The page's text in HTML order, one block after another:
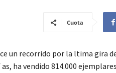
Cuota
un recorrido por la ltima gira
ha vendido 814.000